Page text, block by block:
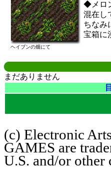
ヘイブンの畑にて
◆メロ
混在し
ちなみ
宝箱に
まだありません
(c) Electronic
GAMES are
U.S. and/or other